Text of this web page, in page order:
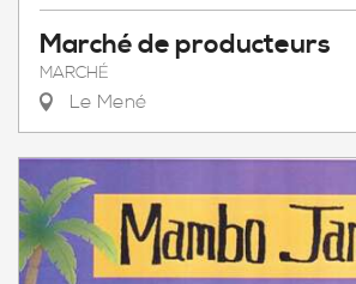
Marché de producteurs
MARCHÉ
Le Mené